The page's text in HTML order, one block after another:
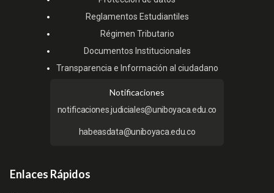
Reglamentos Estudiantiles
Régimen Tributario
Documentos Institucionales
Transparencia e Información al ciudadano
Notificaciones
notificaciones.judiciales@uniboyaca.edu.co
habeasdata@uniboyaca.edu.co
Enlaces Rápidos